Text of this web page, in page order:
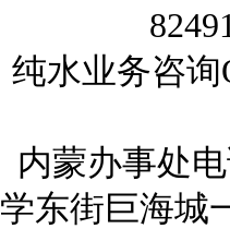
纯水业务咨询
内蒙办事处
学东街巨海城